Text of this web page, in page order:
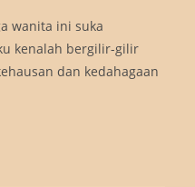
wanita ini suka
kenalah bergilir-gilir
dan kedahagaan